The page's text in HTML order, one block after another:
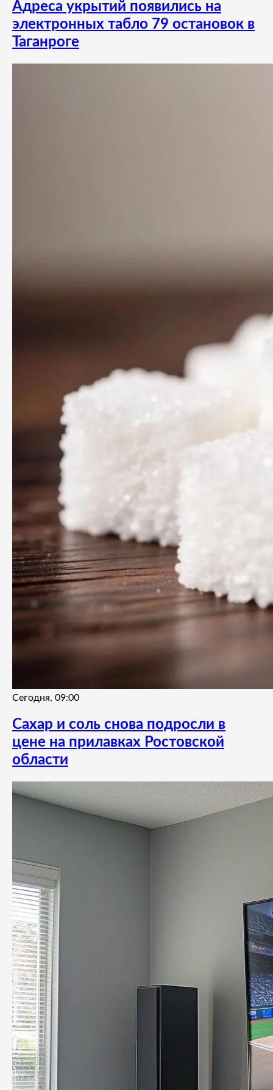
Адреса укрытий появились на
электронных табло 79 остановок в
Таганроге
Сегодня, 09:00
Сахар и соль снова подросли в
цене на прилавках Ростовской
области